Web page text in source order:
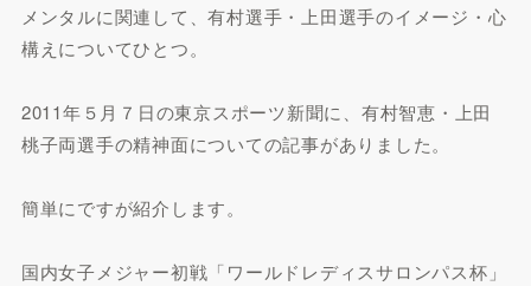
メンタルに関連して、有村選手・上田選手のイメージ・心
構えについてひとつ。
2011年５月７日の東京スポーツ新聞に、有村智恵・上田
桃子両選手の精神面についての記事がありました。
簡単にですが紹介します。
国内女子メジャー初戦「ワールドレディスサロンパス杯」